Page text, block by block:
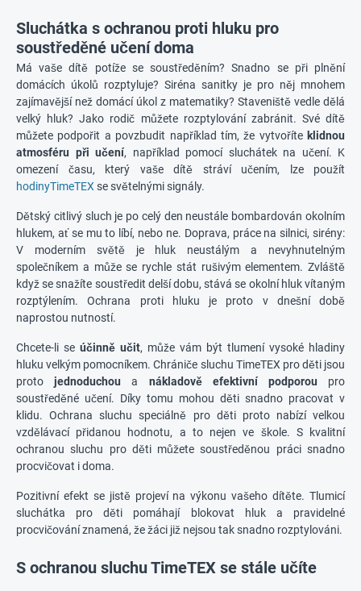
Sluchátka s ochranou proti hluku pro
soustředěné učení doma
Má vaše dítě potíže se soustředěním? Snadno se při plnění
domácích úkolů rozptyluje? Siréna sanitky je pro něj mnohem
zajímavější než domácí úkol z matematiky? Staveniště vedle dělá
velký hluk? Jako rodič můžete rozptylování zabránit. Své dítě
můžete podpořit a povzbudit například tím, že vytvoříte klidnou
atmosféru při učení, například pomocí sluchátek na učení. K
omezení času, který vaše dítě stráví učením, lze použít
hodinyTimeTEX se světelnými signály.
Dětský citlivý sluch je po celý den neustále bombardován okolním
hlukem, ať se mu to líbí, nebo ne. Doprava, práce na silnici, sirény:
V moderním světě je hluk neustálým a nevyhnutelným
společníkem a může se rychle stát rušivým elementem. Zvláště
když se snažíte soustředit delší dobu, stává se okolní hluk vítaným
rozptýlením. Ochrana proti hluku je proto v dnešní době
naprostou nutností.
Chcete-li se účinně učit, může vám být tlumení vysoké hladiny
hluku velkým pomocníkem. Chrániče sluchu TimeTEX pro děti jsou
protojednoduchou a nákladově efektivní podporou pro
soustředěné učení. Díky tomu mohou děti snadno pracovat v
klidu. Ochrana sluchu speciálně pro děti proto nabízí velkou
vzdělávací přidanou hodnotu, a to nejen ve škole. S kvalitní
ochranou sluchu pro děti můžete soustředěnou práci snadno
procvičovat i doma.
Pozitivní efekt se jistě projeví na výkonu vašeho dítěte. Tlumicí
sluchátka pro děti pomáhají blokovat hluk a pravidelné
procvičování znamená, že žáci již nejsou tak snadno rozptylováni.
S ochranou sluchu TimeTEX se stále učíte